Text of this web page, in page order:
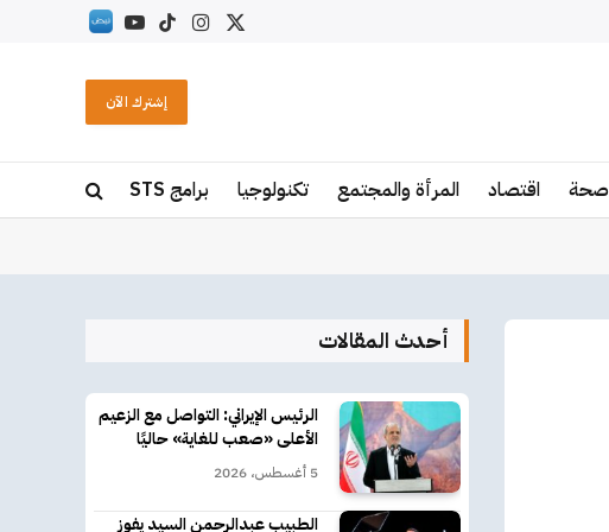
X
الانستغرام
تيكتوكيوتيوب
RSS
إشترك الآن
صحة اقتصاد المرأة والمجتمع تكنولوجيا برامج STS
أحدث المقالات
الرئيس الإيراني: التواصل مع الزعيم
الأعلى «صعب للغاية» حاليًا
5 أغسطس، 2026
الطبيب عبدالرحمن السيد يفوز